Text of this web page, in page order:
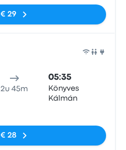
€ 29
2u 45m
05:35
Könyves
Kálmán
€ 28